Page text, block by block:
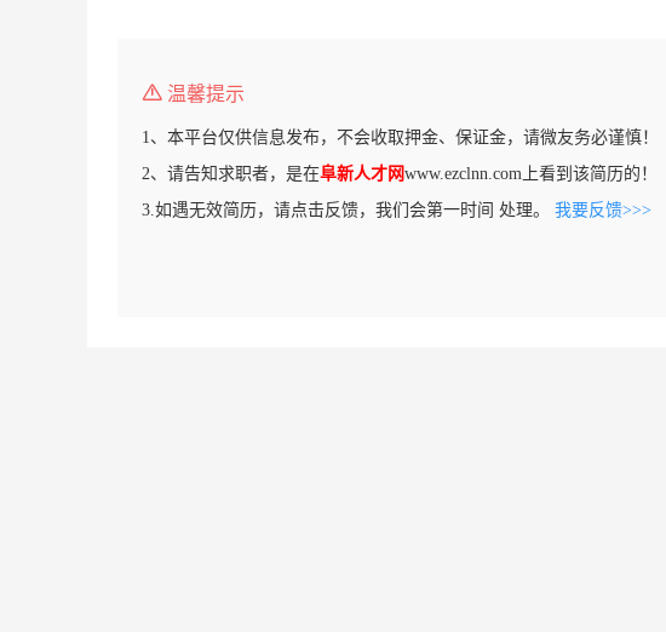
温馨提示
1、本平台仅供信息发布，不会收取押金、保证金，请微友务必谨慎！
2、请告知求职者，是在阜新人才网www.ezclnn.com上看到该简历的！
3.如遇无效简历，请点击反馈，我们会第一时间 处理。 我要反馈>>>